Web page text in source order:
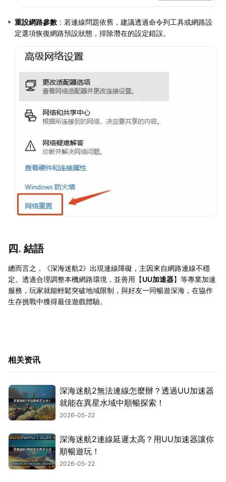
重設網路參數 ：若連線問題依舊，建議透過命令列工具或網路設
定選項恢復網路預設狀態，排除潛在的設定錯誤。
四. 結語
總而言之，《深海迷航2》出現連線障礙，主因來自網路連線不穩
定。透過合理調整本機網路環境，並善用【UU加速器】等專業加速
服務，玩家就能輕鬆突破地域限制，與好友一同暢遊深海，在協作
生存挑戰中獲得最佳遊戲體驗。
相关资讯
深海迷航2無法連線怎麼辦？透過UU加速器
就能在異星水域中順暢探索！
2026-05-22
深海迷航2連線延遲太高？用UU加速器讓你
順暢遊玩！
2026-05-22